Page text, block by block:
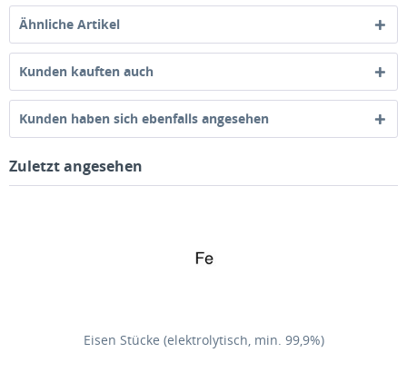
Ähnliche Artikel
Kunden kauften auch
Kunden haben sich ebenfalls angesehen
Zuletzt angesehen
Eisen Stücke (elektrolytisch, min. 99,9%)